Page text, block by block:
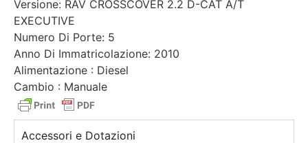
Versione: RAV CROSSCOVER 2.2 D-CAT A/T
EXECUTIVE
Numero Di Porte: 5
Anno Di Immatricolazione: 2010
Alimentazione : Diesel
Cambio : Manuale
Accessori e Dotazioni